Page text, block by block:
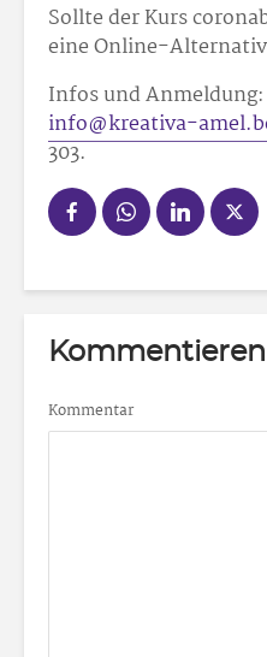
Sollte der Kurs
eine Online-
Infos und
info@kreativa-
303.
Kommentieren
Kommentar